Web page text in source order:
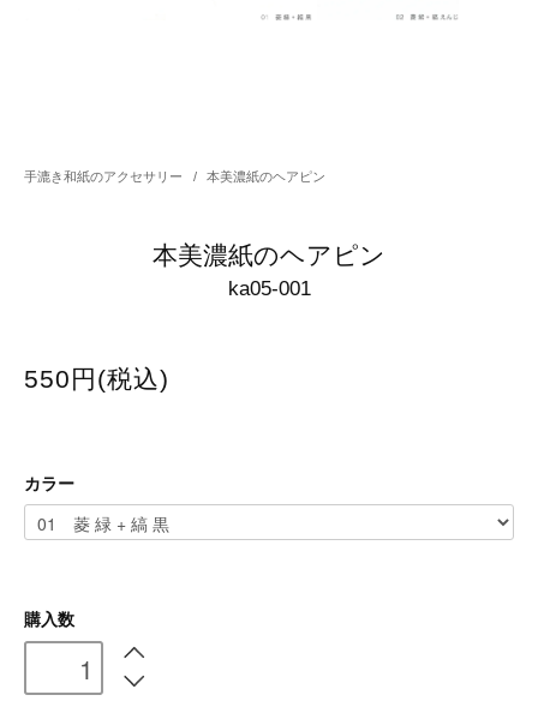
手漉き和紙のアクセサリー / 本美濃紙のヘアピン
本美濃紙のヘアピン
ka05-001
550円(税込)
カラー
購入数